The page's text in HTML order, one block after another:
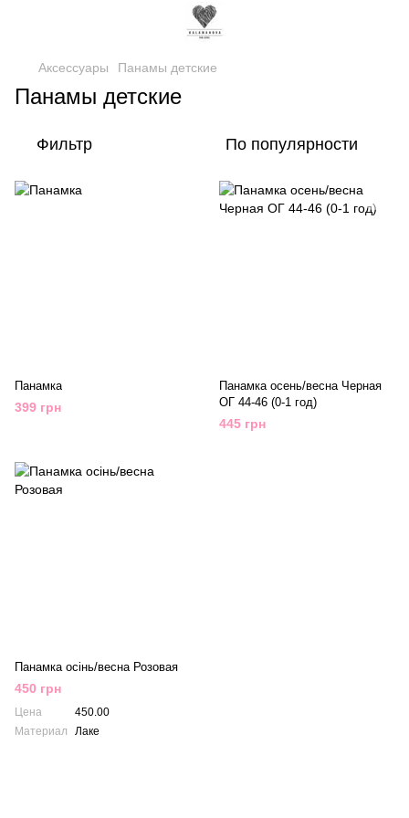
Аксессуары Панамы детские
Панамы детские
Фильтр По популярности
Панамка
399 грн
Панамка осень/весна Черная
ОГ 44-46 (0-1 год)
445 грн
Панамка осінь/весна Розовая
450 грн
Цена
450.00
Материал
Лаке